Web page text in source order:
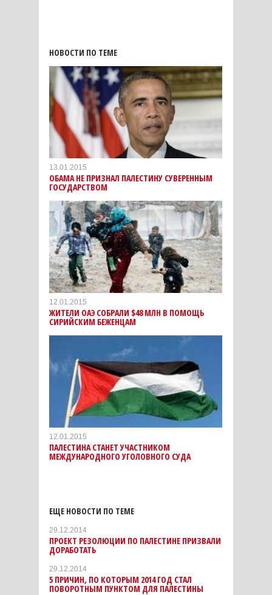
НОВОСТИ ПО ТЕМЕ
13.01.2015
ОБАМА НЕ ПРИЗНАЛ ПАЛЕСТИНУ СУВЕРЕННЫМ
ГОСУДАРСТВОМ
12.01.2015
ЖИТЕЛИ ОАЭ СОБРАЛИ $48 МЛН В ПОМОЩЬ
СИРИЙСКИМ БЕЖЕНЦАМ
12.01.2015
ПАЛЕСТИНА СТАНЕТ УЧАСТНИКОМ
МЕЖДУНАРОДНОГО УГОЛОВНОГО СУДА
ЕЩЕ НОВОСТИ ПО ТЕМЕ
29.12.2014
ПРОЕКТ РЕЗОЛЮЦИИ ПО ПАЛЕСТИНЕ ПРИЗВАЛИ
ДОРАБОТАТЬ
29.12.2014
5 ПРИЧИН, ПО КОТОРЫМ 2014 ГОД СТАЛ
ПОВОРОТНЫМ ПУНКТОМ ДЛЯ ПАЛЕСТИНЫ